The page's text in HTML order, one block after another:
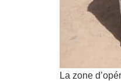
La zone